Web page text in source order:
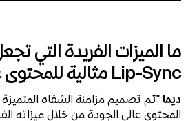
Lip-Sync مثالية للمحتوى عالي الجودة؟
ديما"تم تصميم مزامنة الشفاه
المحتوى عالي الجودة من خلال ميزاته